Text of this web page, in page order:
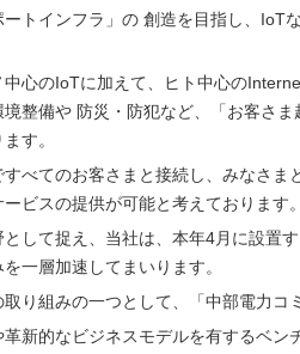
ートインフラ」の 創造を目指し、
心のIoTに加えて、ヒト中心の
整備や 防災・防犯など、「お客さ
す。
べてのお客さまと接続し、みなさ
ビスの提供が可能と考えております。
として捉え、当社は、本年4月に設置
一層加速してまいります。
り組みの一つとして、「中部電力コ
新的なビジネスモデルを有するベン